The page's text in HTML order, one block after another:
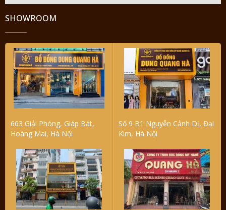
SHOWROOM
663 Giải Phóng, Giáp Bát,
Hoàng Mai, Hà Nội
Số 9 B1 Nguyễn Cảnh Dị, Đại
Kim, Hà Nội